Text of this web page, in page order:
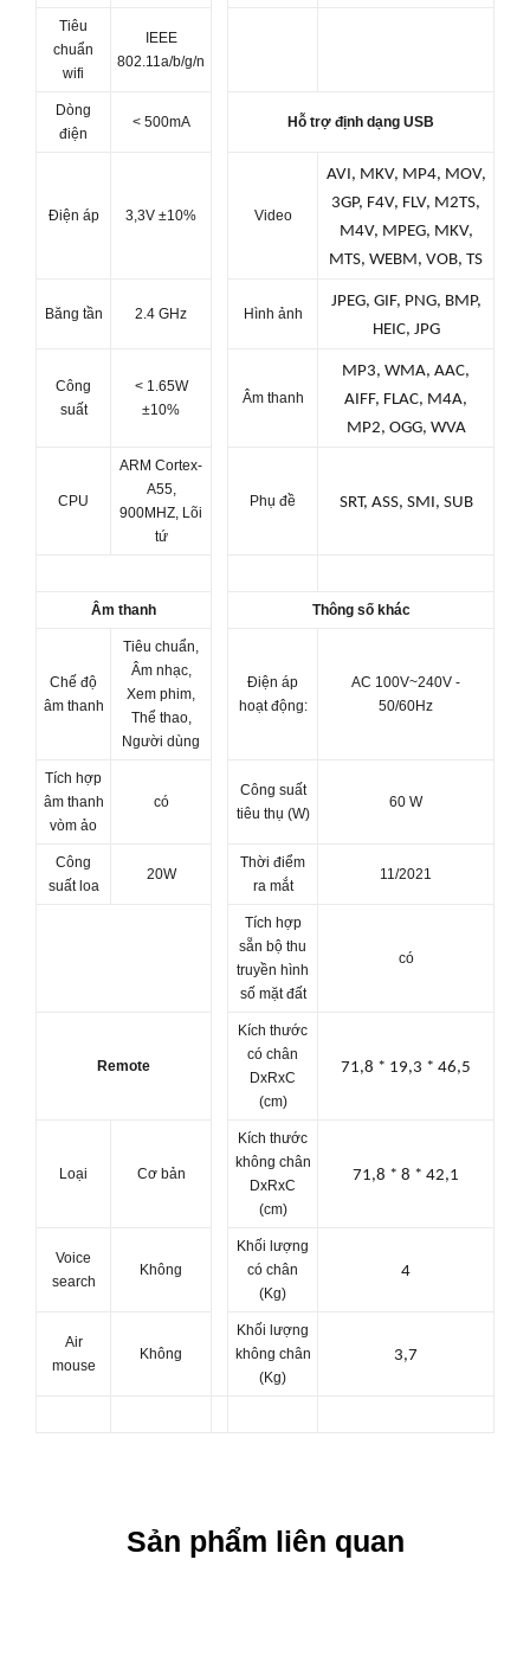
Tiêu
chuẩn
wifi
IEEE
802.11a/b/g/n
Dòng
điện
< 500mA Hỗ trợ định dạng USB
Điện áp 3,3V ±10% Video
AVI, MKV, MP4, MOV,
3GP, F4V, FLV, M2TS,
M4V, MPEG, MKV,
MTS, WEBM, VOB, TS
Băng tần 2.4 GHz Hình ảnh
JPEG, GIF, PNG, BMP,
HEIC, JPG
Công
suất
< 1.65W
±10%
Âm thanh
MP3, WMA, AAC,
AIFF, FLAC, M4A,
MP2, OGG, WVA
CPU
ARM Cortex-
A55,
900MHZ, Lõi
tứ
Phụ đề SRT, ASS, SMI, SUB
Âm thanh Thông số khác
Chế độ
âm thanh
Tiêu chuẩn,
Âm nhạc,
Xem phim,
Thể thao,
Người dùng
Điện áp
hoạt động:
AC 100V~240V -
50/60Hz
Tích hợp
âm thanh
vòm ảo
có
Công suất
tiêu thụ (W)
60 W
Công
suất loa
20W
Thời điểm
ra mắt
11/2021
Tích hợp
sẵn bộ thu
truyền hình
số mặt đất
có
Remote
Kích thước
có chân
DxRxC
(cm)
71,8 * 19,3 * 46,5
Loại Cơ bản
Kích thước
không chân
DxRxC
(cm)
71,8 * 8 * 42,1
Voice
search
Không
Khối lượng
có chân
(Kg)
4
Air
mouse
Không
Khối lượng
không chân
(Kg)
3,7
Sản phẩm liên quan